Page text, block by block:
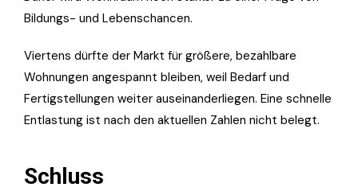
Bildungs- und Lebenschancen.
Viertens dürfte der Markt für größere, bezahlbare
Wohnungen angespannt bleiben, weil Bedarf und
Fertigstellungen weiter auseinanderliegen. Eine schnelle
Entlastung ist nach den aktuellen Zahlen nicht belegt.
Schluss